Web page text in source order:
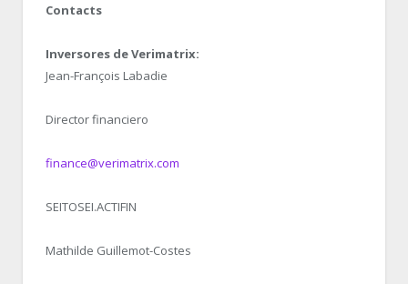
Contacts
Inversores de Verimatrix:
Jean-François Labadie
Director financiero
finance@verimatrix.com
SEITOSEI.ACTIFIN
Mathilde Guillemot-Costes